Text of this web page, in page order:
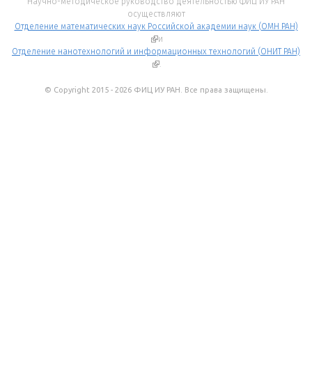
осуществляют
Отделение математических наук Российской академии наук (ОМН РАН)
(внешняя ссылка)
и
Отделение нанотехнологий и информационных технологий (ОНИТ РАН)
(внешняя ссылка)
.
© Copyright 2015 - 2026 ФИЦ ИУ РАН. Все права защищены.